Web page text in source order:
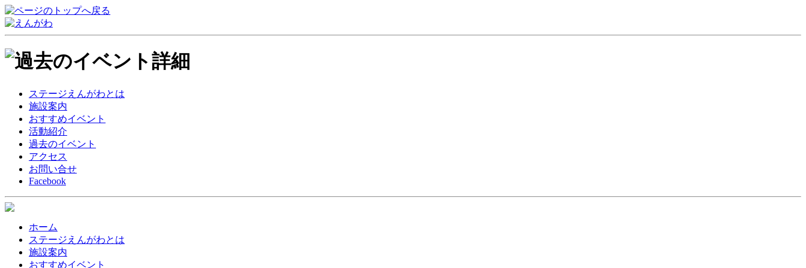
ステージえんがわとは
施設案内
おすすめイベント
活動紹介
過去のイベント
アクセス
お問い合せ
Facebook
ホーム
ステージえんがわとは
施設案内
おすすめイベント